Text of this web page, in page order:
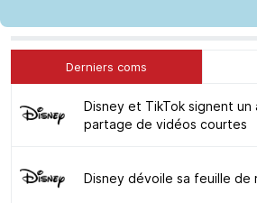
Derniers coms
Disney et TikTok signent
partage de vidéos courtes
Disney dévoile sa feuille de